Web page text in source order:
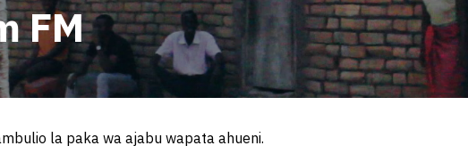
FM
la paka wa ajabu wapata ahueni.